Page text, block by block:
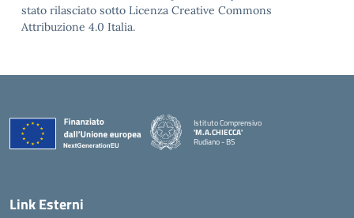
stato rilasciato sotto Licenza Creative Commons
Attribuzione 4.0 Italia.
Istituto Comprensivo
'M.A.CHIECCA'
Rudiano - BS
Link Esterni